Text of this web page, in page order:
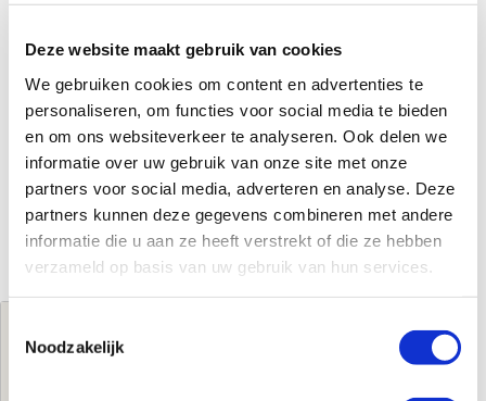
Deze website maakt gebruik van cookies
We gebruiken cookies om content en advertenties te
personaliseren, om functies voor social media te bieden
en om ons websiteverkeer te analyseren. Ook delen we
informatie over uw gebruik van onze site met onze
partners voor social media, adverteren en analyse. Deze
partners kunnen deze gegevens combineren met andere
informatie die u aan ze heeft verstrekt of die ze hebben
verzameld op basis van uw gebruik van hun services.
Noodzakelijk
€3,30per verpakking